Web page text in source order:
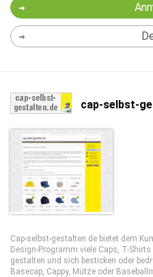
cap-selbst-
Cap-selbst-gestalten.de bietet dem
Design-Programm viele Caps, T-
gestalten und sich besticken oder
Basecap, Cappy, Mütze oder